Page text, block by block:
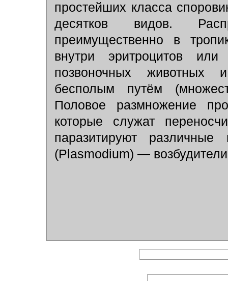
простейших класса
десятков видов.
преимущественно в
внутри эритроцитов или
позвоночных животных
бесполым путём
Половое размножение
которые служат
паразитируют
(Plasmodium) —